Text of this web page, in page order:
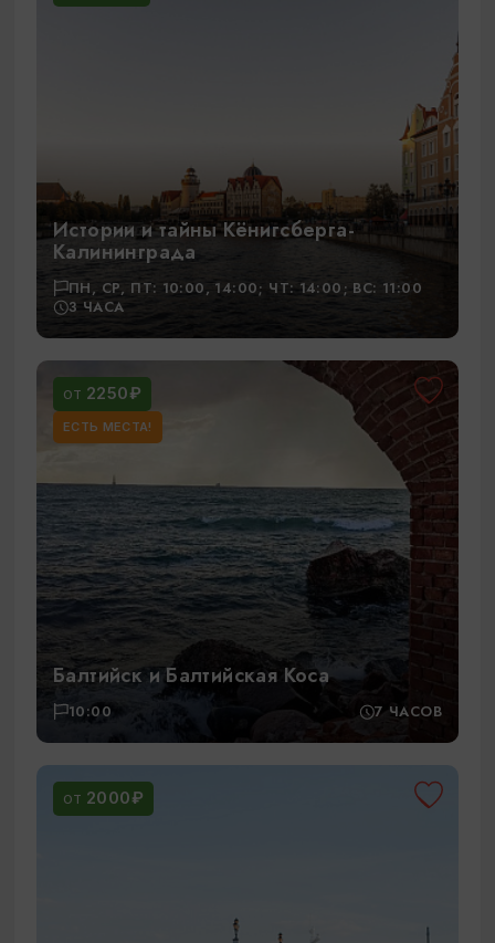
Истории и тайны Кёнигсберга-
Калининграда
ПН, СР, ПТ: 10:00, 14:00; ЧТ: 14:00; ВС: 11:00
3 ЧАСА
ОТ 2250₽
ЕСТЬ МЕСТА!
Балтийск и Балтийская Коса
10:00 7 ЧАСОВ
ОТ 2000₽